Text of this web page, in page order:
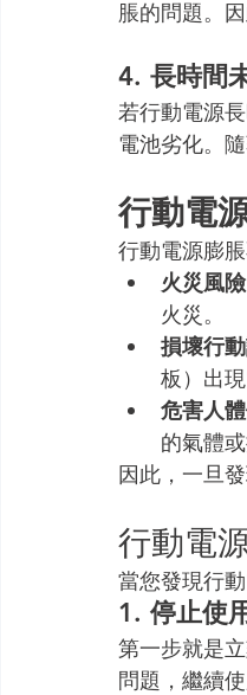
脹的問題。
4. 長時間
若行動電源
電池劣化。
行動電
行動電源膨
火災風險
火災。
損壞行
板）出
危害人
的氣體
因此，一旦
行動電
當您發現行
1. 停止使
第一步就是
問題，繼續